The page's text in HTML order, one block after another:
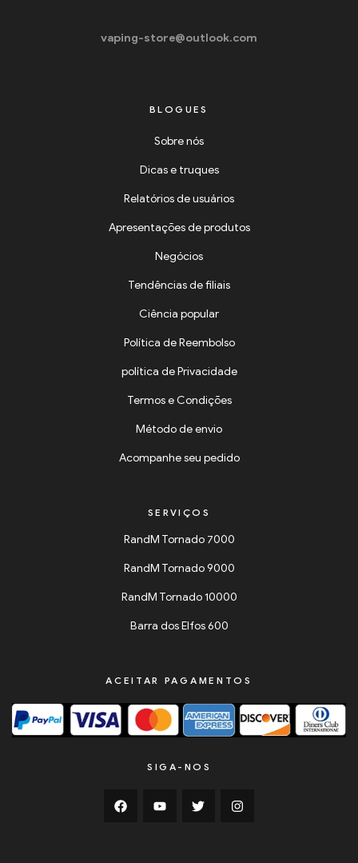
vaping-store@outlook.com
BLOGUES
Sobre nós
Dicas e truques
Relatórios de usuários
Apresentações de produtos
Negócios
Tendências de filiais
Ciência popular
Política de Reembolso
política de Privacidade
Termos e Condições
Método de envio
Acompanhe seu pedido
SERVIÇOS
RandM Tornado 7000
RandM Tornado 9000
RandM Tornado 10000
Barra dos Elfos 600
ACEITAR PAGAMENTOS
SIGA-NOS